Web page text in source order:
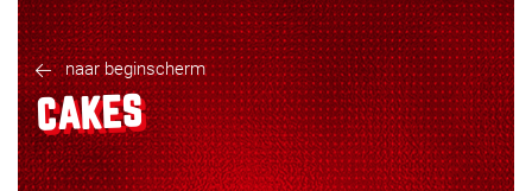
naar beginscherm
CAKES